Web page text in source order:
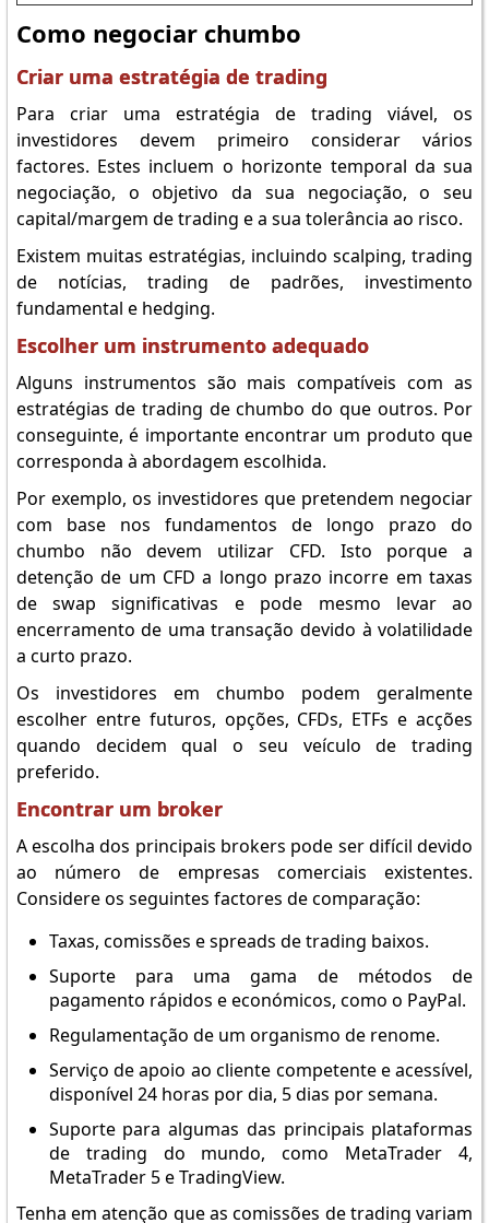
Como negociar chumbo
Criar uma estratégia de trading
Para criar uma estratégia de trading viável, os
investidores devem primeiro considerar vários
factores. Estes incluem o horizonte temporal da sua
negociação, o objetivo da sua negociação, o seu
capital/margem de trading e a sua tolerância ao risco.
Existem muitas estratégias, incluindo scalping, trading
de notícias, trading de padrões, investimento
fundamental e hedging.
Escolher um instrumento adequado
Alguns instrumentos são mais compatíveis com as
estratégias de trading de chumbo do que outros. Por
conseguinte, é importante encontrar um produto que
corresponda à abordagem escolhida.
Por exemplo, os investidores que pretendem negociar
com base nos fundamentos de longo prazo do
chumbo não devem utilizar CFD. Isto porque a
detenção de um CFD a longo prazo incorre em taxas
de swap significativas e pode mesmo levar ao
encerramento de uma transação devido à volatilidade
a curto prazo.
Os investidores em chumbo podem geralmente
escolher entre futuros, opções, CFDs, ETFs e acções
quando decidem qual o seu veículo de trading
preferido.
Encontrar um broker
A escolha dos principais brokers pode ser difícil devido
ao número de empresas comerciais existentes.
Considere os seguintes factores de comparação:
Taxas, comissões e spreads de trading baixos.
Suporte para uma gama de métodos de
pagamento rápidos e económicos, como o PayPal.
Regulamentação de um organismo de renome.
Serviço de apoio ao cliente competente e acessível,
disponível 24 horas por dia, 5 dias por semana.
Suporte para algumas das principais plataformas
de trading do mundo, como MetaTrader 4,
MetaTrader 5 e TradingView.
Tenha em atenção que as comissões de trading variam